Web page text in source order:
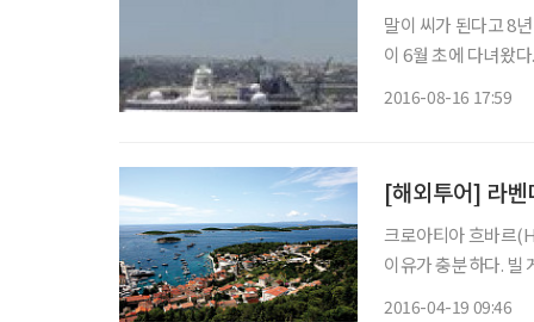
말이 씨가 된다고 8
이 6월 초에 다녀왔
2016-08-16 17:59
[해외투어] 라벤
크로아티아 흐바르
이유가 충분하다. 빌
2016-04-19 09:46